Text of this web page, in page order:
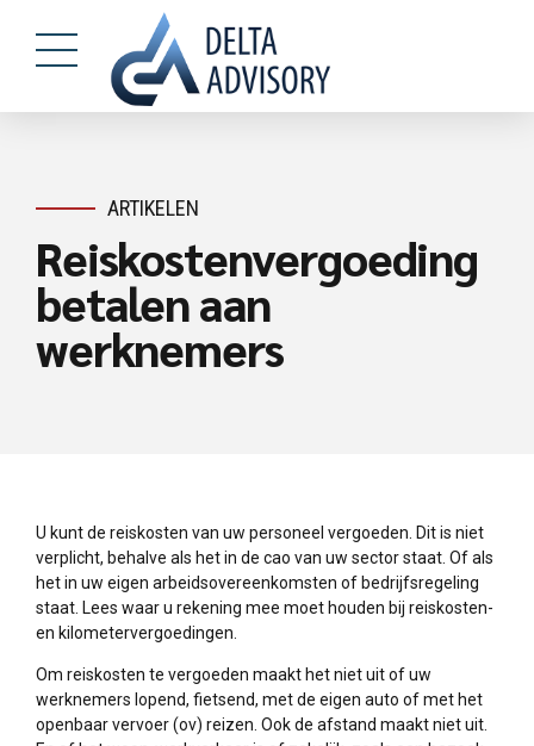
ARTIKELEN
Reiskostenvergoeding
betalen aan
werknemers
U kunt de reiskosten van uw personeel vergoeden. Dit is niet
verplicht, behalve als het in de cao van uw sector staat. Of als
het in uw eigen arbeidsovereenkomsten of bedrijfsregeling
staat. Lees waar u rekening mee moet houden bij reiskosten-
en kilometervergoedingen.
Om reiskosten te vergoeden maakt het niet uit of uw
werknemers lopend, fietsend, met de eigen auto of met het
openbaar vervoer (ov) reizen. Ook de afstand maakt niet uit.